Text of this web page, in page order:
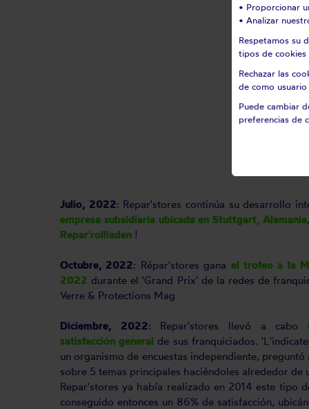
Julio, 2022: Repar'stores continúa su desarrollo
empresa subsidiaria ubicada en Stuttgart, Alemania
Repar'rollladen !
Octubre, 2022: Répar'stores gana el trofeo a la
2022 durante el 'Grand Prix' de la redes de
Verre & Protections Mag
Diciembre, 2022: Repar'stores llevó a cabo
satisfacción general de sus franquiciados.
un organismo de encuestas independiente,
sobre 5 temas principales haciéndoles alrededor de
Repar'stores ya había realizado en 2014 este tipo
conseguido entonces un 86% de satisfacción,
• Proporcionar
• Analizar
Respetamos su
tipos de
Rechazar las
de como
Puede cambiar
preferencias de